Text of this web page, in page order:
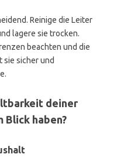
Reinige die Leiter
lagere sie trocken.
beachten und die
sie sicher und
deiner
haben?